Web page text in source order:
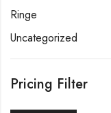
Ringe
Uncategorized
Pricing Filter